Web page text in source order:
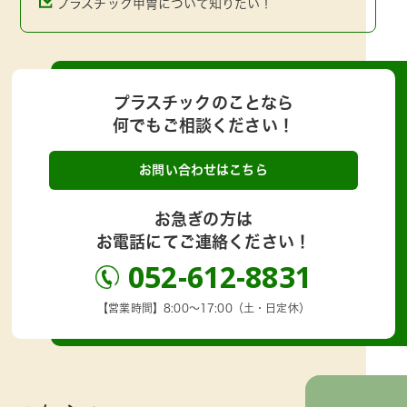
プラスチック甲冑について知りたい！
プラスチックのことなら
何でもご相談ください！
お問い合わせはこちら
お急ぎの方は
お電話にてご連絡ください！
052-612-8831
【営業時間】8:00～17:00（土・日定休）